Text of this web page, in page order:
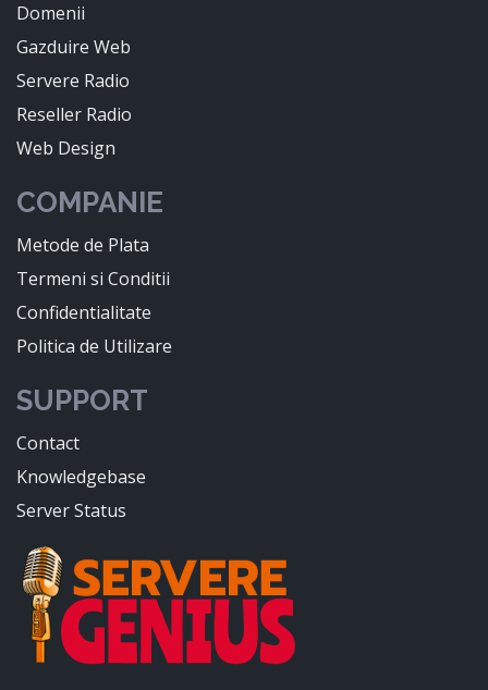
Domenii
Gazduire Web
Servere Radio
Reseller Radio
Web Design
COMPANIE
Metode de Plata
Termeni si Conditii
Confidentialitate
Politica de Utilizare
SUPPORT
Contact
Knowledgebase
Server Status